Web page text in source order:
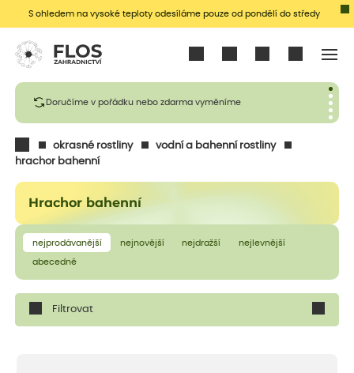
S ohledem na vysoké teploty odesíláme pouze od pondělí do středy
Doručíme v pořádku nebo zdarma vyměníme
okrasné rostliny
vodní a bahenní rostliny
hrachor bahenní
Hrachor bahenní
nejprodávanější nejnovější nejdražší nejlevnější
abecedně
Filtrovat